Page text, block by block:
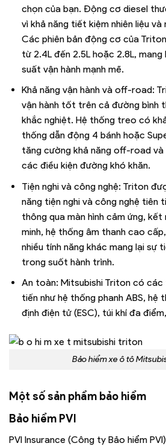
chọn của bạn. Động cơ diesel
vì khả năng tiết kiệm nhiên liệu
Các phiên bản động cơ của
từ 2.4L đến 2.5L hoặc 2.8L,
suất vận hành mạnh mẽ.
Khả năng vận hành và off-road:
vận hành tốt trên cả đường bình
khắc nghiệt. Hệ thống treo có
thống dẫn động 4 bánh hoặc
tăng cường khả năng off-road và
các điều kiện đường khó khăn.
Tiện nghi và công nghệ: Triton
năng tiện nghi và công nghệ tiên
thông qua màn hình cảm ứng,
minh, hệ thống âm thanh cao
nhiều tính năng khác mang lại sự
trong suốt hành trình.
An toàn: Mitsubishi Triton có các
tiến như hệ thống phanh ABS, hệ
định điện tử (ESC), túi khí đa
Bảo hiểm xe ô tô
Một số sản phẩm bảo hiểm
Bảo hiểm PVI
PVI Insurance (Công ty Bảo hiểm